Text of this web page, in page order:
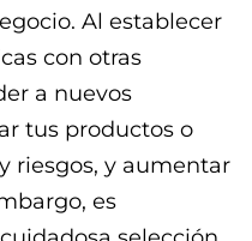
Al establecer
con otras
a nuevos
tus productos o
riesgos, y aumentar
es